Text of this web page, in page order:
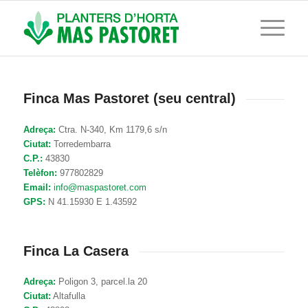
Finca Mas Pastoret (seu central)
Adreça: Ctra. N-340, Km 1179,6 s/n
Ciutat: Torredembarra
C.P.: 43830
Telèfon: 977802829
Email: info@maspastoret.com
GPS: N 41.15930 E 1.43592
Finca La Casera
Adreça: Poligon 3, parcel.la 20
Ciutat: Altafulla